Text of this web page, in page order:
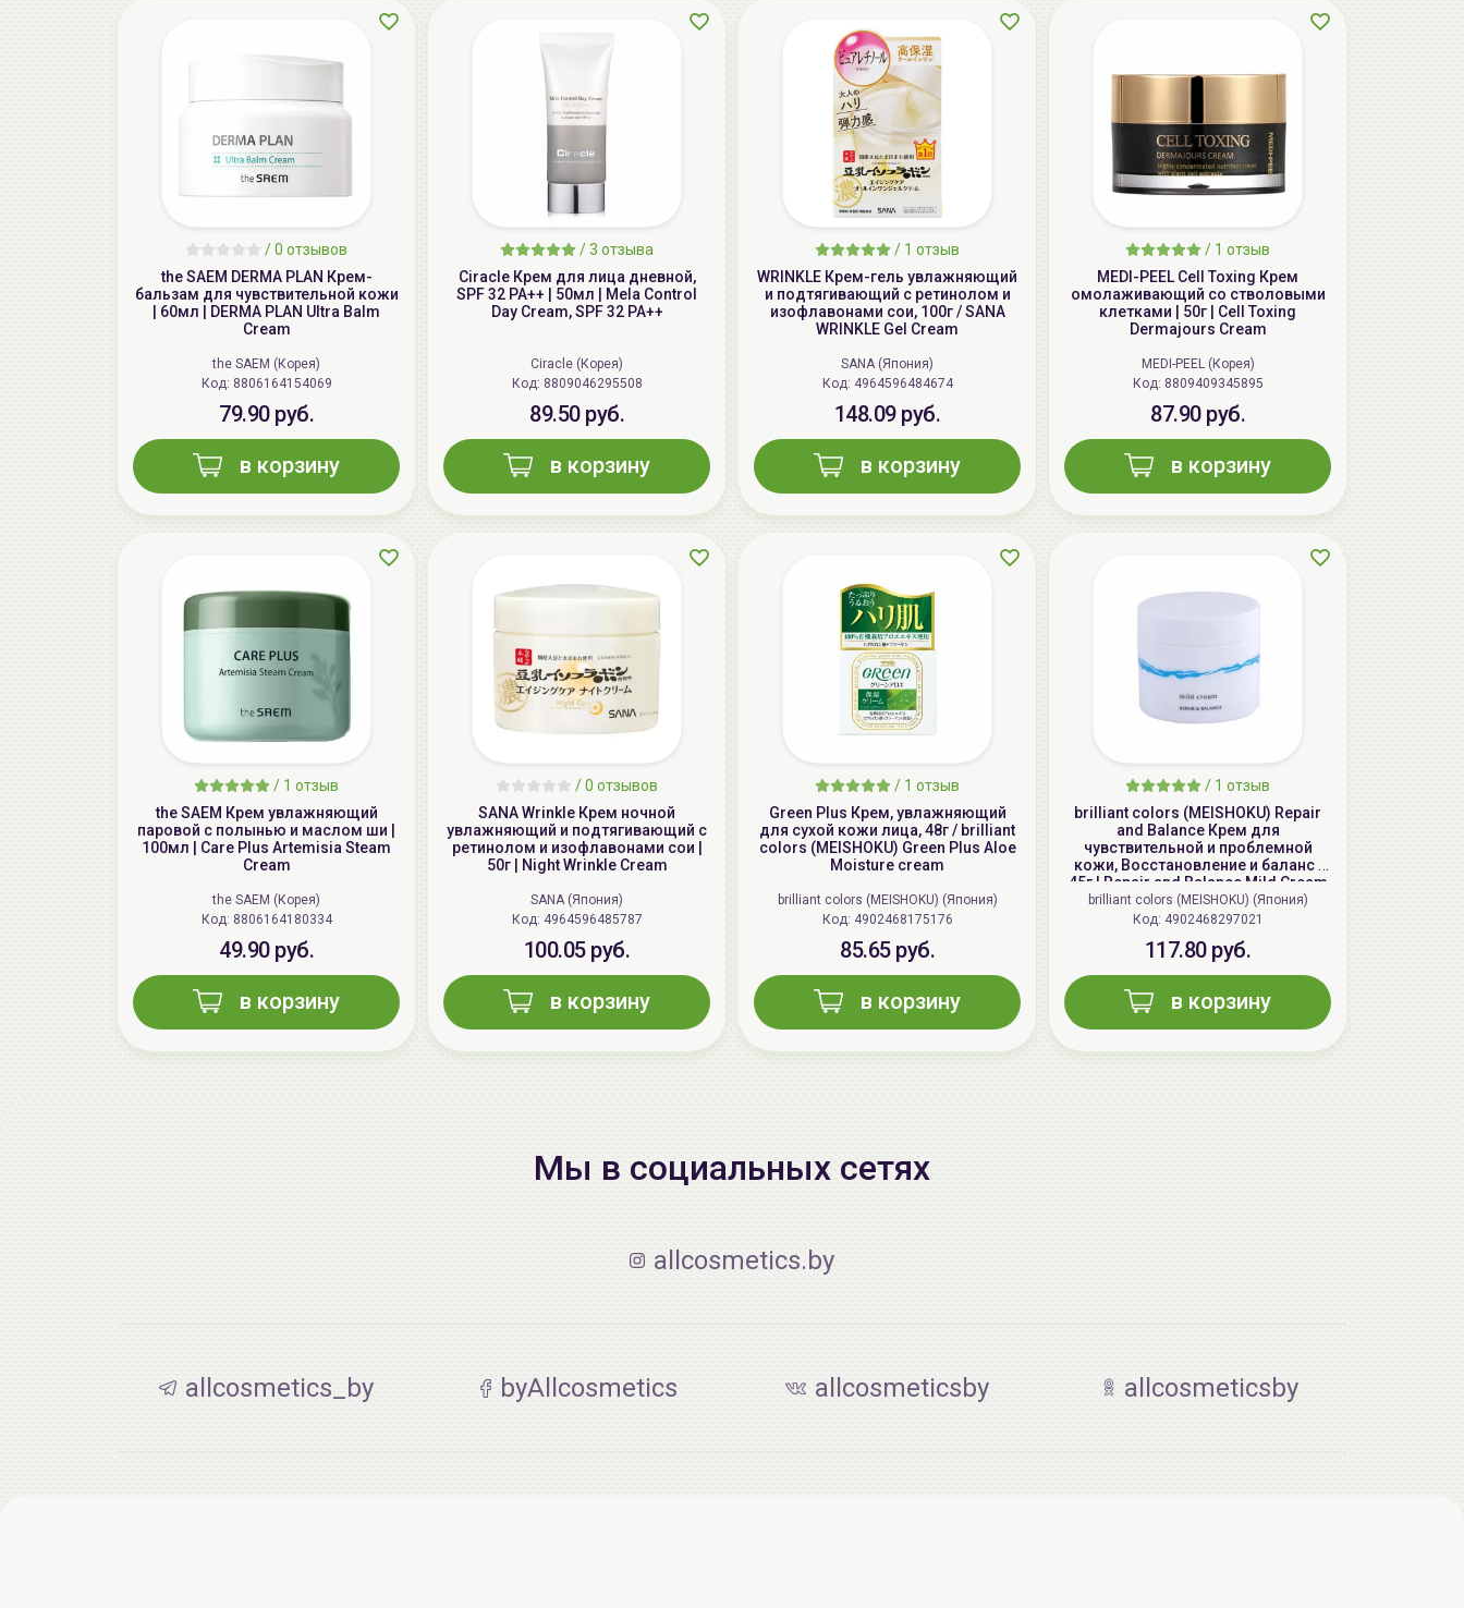
AiliCode Бальзам для волос
увлажняющий, 250мл
AiliCode Восстанавливающий крем-
пилинг для лица, 50мл
49.95 руб. -50%
/0 отзывов
the SAEM DERMA PLAN Крем-
бальзам для чувствительной кожи
| 60мл | DERMA PLAN Ultra Balm
Cream
the SAEM (Корея)
Код: 8806164154069
79.90 руб.
в корзину
/3 отзыва
Ciracle Крем для лица дневной,
SPF 32 PA++ | 50мл | Mela Control
Day Cream, SPF 32 PA++
Ciracle (Корея)
Код: 8809046295508
89.50 руб.
в корзину
/ 1 отзыв
WRINKLE Крем-гель увлажняющий
и подтягивающий с ретинолом и
изофлавонами сои, 100г / SANA
WRINKLE Gel Cream
SANA (Япония)
Код: 4964596484674
148.09 руб.
в корзину
/ 1 отзыв
MEDI-PEEL Cell Toxing Крем
омолаживающий со стволовыми
клетками | 50г | Cell Toxing
Dermajours Cream
MEDI-PEEL (Корея)
Код: 8809409345895
87.90 руб.
в корзину
/ 1 отзыв
the SAEM Крем увлажняющий
паровой с полынью и маслом ши |
100мл | Care Plus Artemisia Steam
Cream
the SAEM (Корея)
Код: 8806164180334
49.90 руб.
в корзину
/0 отзывов
SANA Wrinkle Крем ночной
увлажняющий и подтягивающий с
ретинолом и изофлавонами сои |
50г | Night Wrinkle Cream
SANA (Япония)
Код: 4964596485787
100.05 руб.
в корзину
/ 1 отзыв
Green Plus Крем, увлажняющий
для сухой кожи лица, 48г / brilliant
colors (MEISHOKU) Green Plus Aloe
Moisture cream
brilliant colors (MEISHOKU) (Япония)
Код: 4902468175176
85.65 руб.
в корзину
/ 1 отзыв
brilliant colors (MEISHOKU) Repair
and Balance Крем для
чувствительной и проблемной
кожи, Восстановление и баланс |
45г | Repair and Balance Mild Cream
brilliant colors (MEISHOKU) (Япония)
Код: 4902468297021
117.80 руб.
в корзину
Мы в социальных сетях
allcosmetics.by
allcosmetics_by byAllcosmetics allcosmeticsby allcosmeticsby